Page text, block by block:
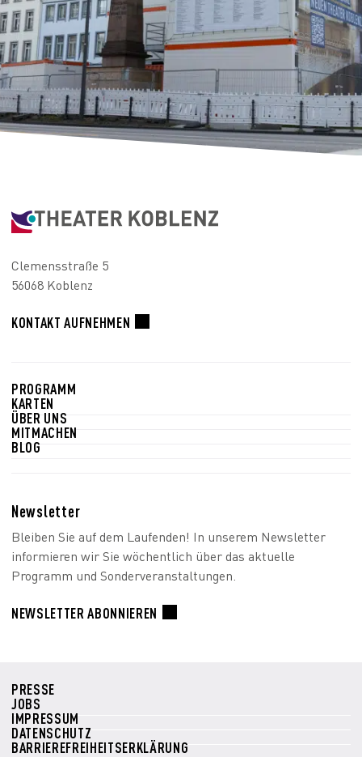
Clemensstraße 5
56068 Koblenz
KONTAKT AUFNEHMEN
PROGRAMM
KARTEN
ÜBER UNS
MITMACHEN
BLOG
Newsletter
Bleiben Sie auf dem Laufenden! In unserem Newsletter
informieren wir Sie wöchentlich über das aktuelle
Programm und Sonderveranstaltungen.
NEWSLETTER ABONNIEREN
PRESSE
JOBS
IMPRESSUM
DATENSCHUTZ
BARRIEREFREIHEITSERKLÄRUNG